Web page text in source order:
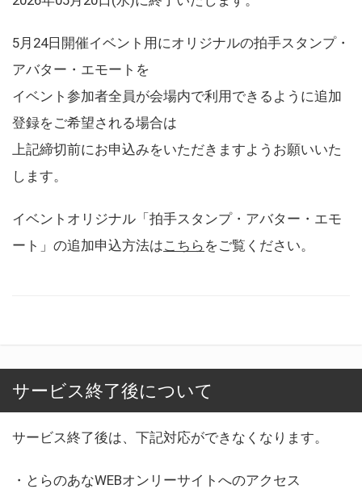
5月24日開催イベント用にオリジナルの拍手スタンプ・
アバター・エモートを
イベント参加者全員が会場内で利用できるように追加
登録をご希望される場合は
上記締切前にお申込みをいただきますようお願いいた
します。
イベントオリジナル「拍手スタンプ・アバター・エモ
ート」の追加申込方法はこちら をご覧ください。
サービス終了後について
サービス終了後は、下記対応ができなくなります。
・とらのあなWEBオンリーサイトへのアクセス